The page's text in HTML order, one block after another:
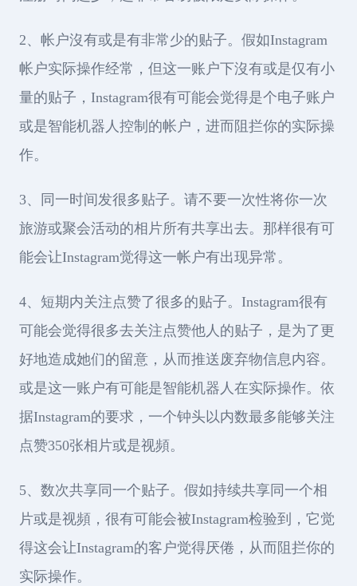
2、帐户沒有或是有非常少的贴子。假如Instagram
帐户实际操作经常，但这一账户下沒有或是仅有小
量的贴子，Instagram很有可能会觉得是个电子账户
或是智能机器人控制的帐户，进而阻拦你的实际操
作。
3、同一时间发很多贴子。请不要一次性将你一次
旅游或聚会活动的相片所有共享出去。那样很有可
能会让Instagram觉得这一帐户有出现异常。
4、短期内关注点赞了很多的贴子。Instagram很有
可能会觉得很多去关注点赞他人的贴子，是为了更
好地造成她们的留意，从而推送废弃物信息内容。
或是这一账户有可能是智能机器人在实际操作。依
据Instagram的要求，一个钟头以内数最多能够关注
点赞350张相片或是视頻。
5、数次共享同一个贴子。假如持续共享同一个相
片或是视頻，很有可能会被Instagram检验到，它觉
得这会让Instagram的客户觉得厌倦，从而阻拦你的
实际操作。